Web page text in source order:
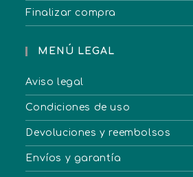
Finalizar compra
MENÚ LEGAL
Aviso legal
Condiciones de uso
Devoluciones y reembolsos
Envíos y garantía